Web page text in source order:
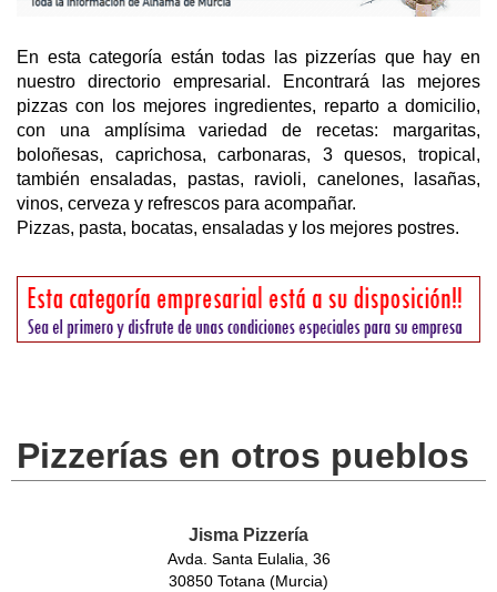
En esta categoría están todas las pizzerías que hay en
nuestro directorio empresarial. Encontrará las mejores
pizzas con los mejores ingredientes, reparto a domicilio,
con una amplísima variedad de recetas: margaritas,
boloñesas, caprichosa, carbonaras, 3 quesos, tropical,
también ensaladas, pastas, ravioli, canelones, lasañas,
vinos, cerveza y refrescos para acompañar.
Pizzas, pasta, bocatas, ensaladas y los mejores postres.
Pizzerías en otros pueblos
Jisma Pizzería
Avda. Santa Eulalia, 36
30850 Totana (Murcia)